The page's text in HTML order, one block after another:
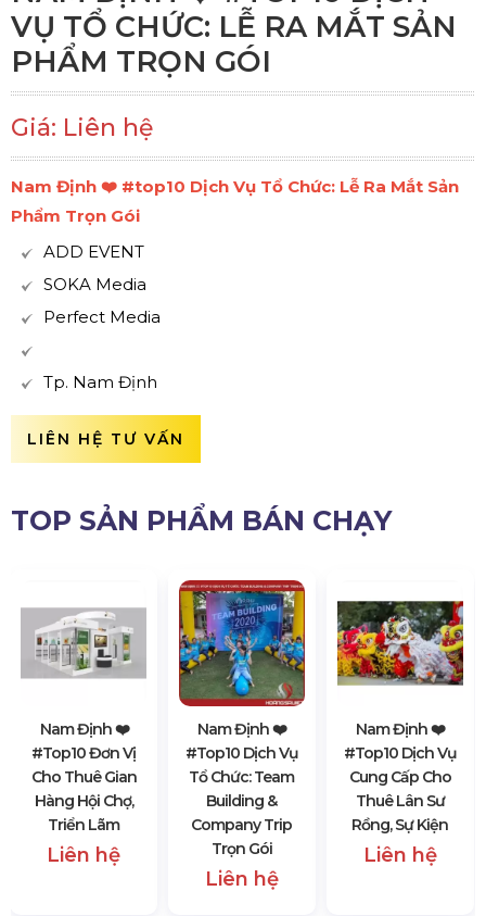
VỤ TỔ CHỨC: LỄ RA MẮT SẢN
PHẨM TRỌN GÓI
Giá: Liên hệ
Nam Định ❤️️ #top10 Dịch Vụ Tổ Chức: Lễ Ra Mắt Sản
Phẩm Trọn Gói
ADD EVENT
SOKA Media
Perfect Media
Tp. Nam Định
LIÊN HỆ TƯ VẤN
TOP SẢN PHẨM BÁN CHẠY
Nam Định ❤️️
#top10 Đơn Vị
Cho Thuê Gian
Hàng Hội Chợ,
Triển Lãm
Liên hệ
Nam Định ❤️️
#top10 Dịch Vụ
Tổ Chức: Team
Building &
Company Trip
Trọn Gói
Liên hệ
Nam Định ❤️️
#top10 Dịch Vụ
Cung Cấp Cho
Thuê Lân Sư
Rồng, Sự Kiện
Liên hệ